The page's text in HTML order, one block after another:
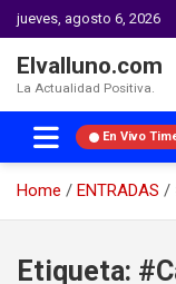
jueves, agosto 6, 2026
Elvalluno.com
La Actualidad Positiva.
En Vivo
Home ENTRADAS
content
Etiqueta: